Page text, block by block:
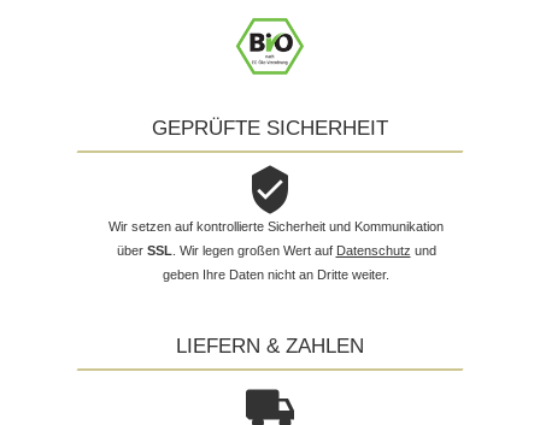
GEPRÜFTE SICHERHEIT
Wir setzen auf kontrollierte Sicherheit und Kommunikation
über SSL . Wir legen großen Wert auf Datenschutz und
geben Ihre Daten nicht an Dritte weiter.
LIEFERN & ZAHLEN